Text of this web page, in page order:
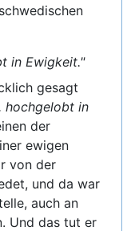
in Ewigkeit."
gesagt
hochgelobt in
der
ewigen
von der
und da war
auch an
Und das tut er